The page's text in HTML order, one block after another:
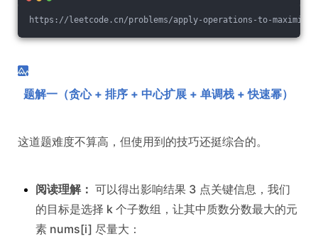
https://leetcode.cn/problems/apply-operations-to-
题解一（贪心 + 排序 + 中心扩展 + 单调栈 + 快速幂）
这道题难度不算高，但使用到的技巧还挺综合的。
阅读理解： 可以得出影响结果 3 点关键信息，我们
的目标是选择 k 个子数组，让其中质数分数最大的元
素 nums[i] 尽量大：